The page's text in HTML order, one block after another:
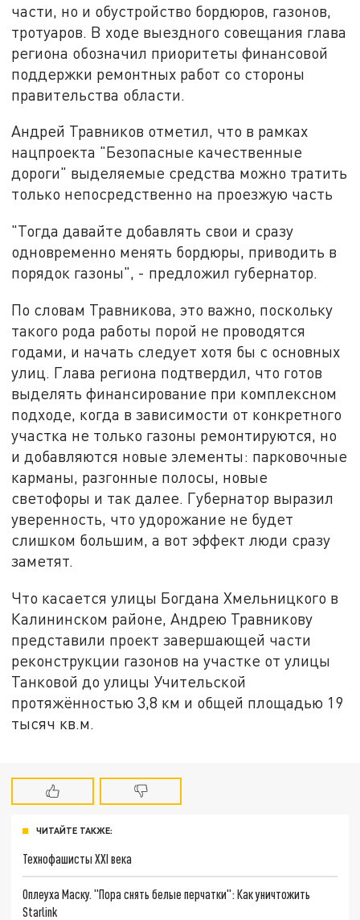
части, но и обустройство бордюров, газонов,
тротуаров. В ходе выездного совещания глава
региона обозначил приоритеты финансовой
поддержки ремонтных работ со стороны
правительства области.
Андрей Травников отметил, что в рамках
нацпроекта "Безопасные качественные
дороги" выделяемые средства можно тратить
только непосредственно на проезжую часть
"Тогда давайте добавлять свои и сразу
одновременно менять бордюры, приводить в
порядок газоны", - предложил губернатор.
По словам Травникова, это важно, поскольку
такого рода работы порой не проводятся
годами, и начать следует хотя бы с основных
улиц. Глава региона подтвердил, что готов
выделять финансирование при комплексном
подходе, когда в зависимости от конкретного
участка не только газоны ремонтируются, но
и добавляются новые элементы: парковочные
карманы, разгонные полосы, новые
светофоры и так далее. Губернатор выразил
уверенность, что удорожание не будет
слишком большим, а вот эффект люди сразу
заметят.
Что касается улицы Богдана Хмельницкого в
Калининском районе, Андрею Травникову
представили проект завершающей части
реконструкции газонов на участке от улицы
Танковой до улицы Учительской
протяжённостью 3,8 км и общей площадью 19
тысяч кв.м.
ЧИТАЙТЕ ТАКЖЕ:
Технофашисты XXI века
Оплеуха Маску. "Пора снять белые перчатки": Как уничтожить
Starlink